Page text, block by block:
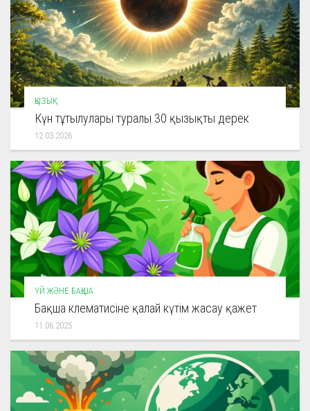
ҚЫЗЫҚ
Күн тұтылулары туралы 30 қызықты дерек
12.03.2026
ҮЙ ЖӘНЕ БАҚША
Бақша клематисіне қалай күтім жасау қажет
11.06.2025